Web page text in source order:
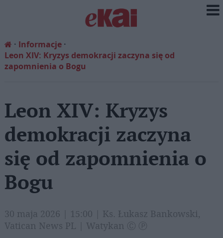
Informacje
Leon XIV: Kryzys demokracji zaczyna się od
zapomnienia o Bogu
Leon XIV: Kryzys
demokracji zaczyna
się od zapomnienia o
Bogu
30 maja 2026 | 15:00 | Ks. Łukasz Bankowski,
Vatican News PL | Watykan Ⓒ Ⓟ